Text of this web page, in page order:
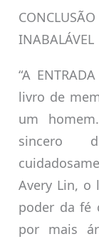
INABALÁVEL
“A
livro de
um
sincero
Avery Lin, o
poder da fé
por mais